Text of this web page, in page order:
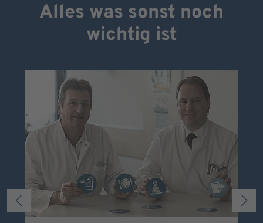
Alles was sonst noch
wichtig ist